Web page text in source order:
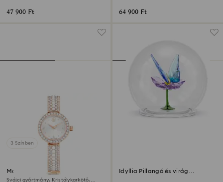
47 900 Ft 64 900 Ft
3 Színben
Matrix pearl karpereces óra
Svájci gyártmány, Kristálykarkötő,
Idyllia Pillangó és virág